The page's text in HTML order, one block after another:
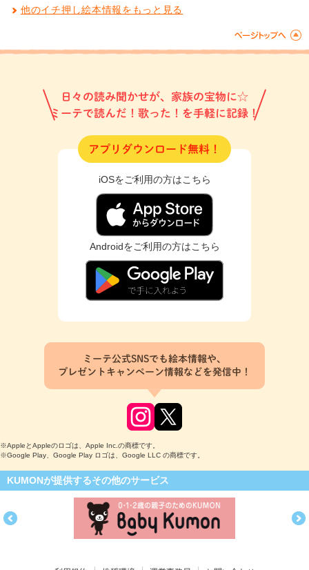
他のイチ押し絵本情報をもっと見る
日々の読み聞かせが、家族の宝物に☆
ミーテで読んだ！歌った！を手軽に記録！
アプリダウンロード無料！
iOSをご利用の方はこちら
Androidをご利用の方はこちら
ミーテ公式SNSでも絵本情報や、
プレゼントキャンペーン情報などを発信中！
※AppleとAppleのロゴは、Apple Inc.の商標です。
※Google Play、Google Play ロゴは、Google LLC の商標です。
KUMONが提供するその他のサービス